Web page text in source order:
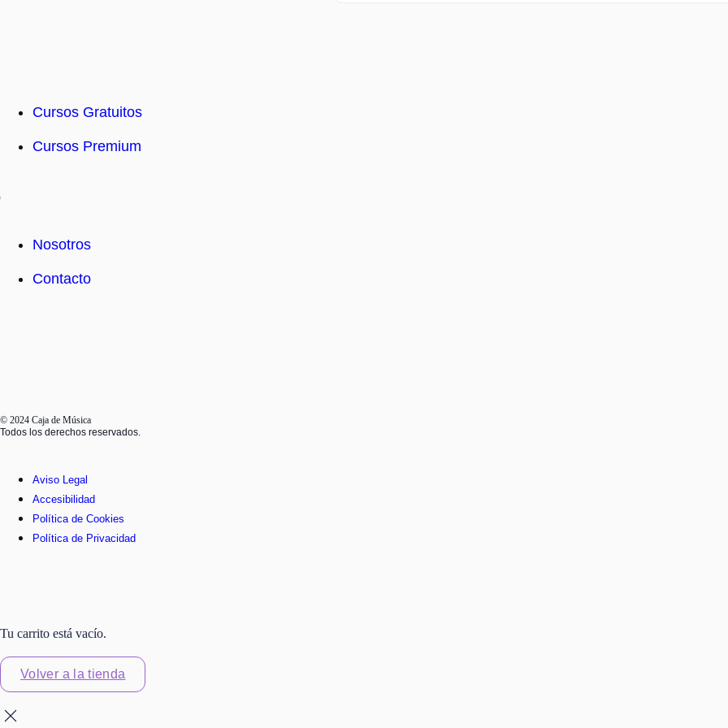
Cursos Gratuitos
Cursos Premium
Nosotros
Contacto
© 2024 Caja de Música
Todos los derechos reservados.
Aviso Legal
Accesibilidad
Política de Cookies
Política de Privacidad
Tu carrito está vacío.
Volver a la tienda